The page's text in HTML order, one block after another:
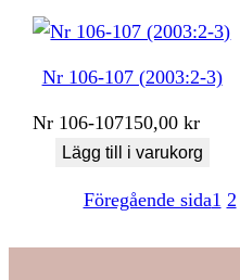
Nr 106-107 (2003:2-3)
Nr 106-107150,00kr
Lägg till i varukorg
Föregående sida1 2